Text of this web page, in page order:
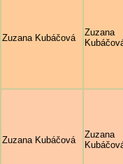
Zuzana Kubáčová
Zuzana
Zuzana Kubáčová
Zuzana